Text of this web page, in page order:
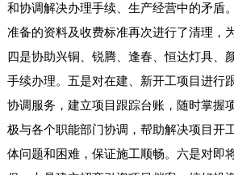
和协调解决办理手续、生产经营中的矛盾
准备的资料及收费标准再次进行了清理，
四是协助兴铜、锐腾、逢春、恒达灯具、
手续办理。五是对在建、新开工项目进行
协调服务，建立项目跟踪台账，随时掌握
极与各个职能部门协调，帮助解决项目开
体问题和困难，保证施工顺畅。六是对即